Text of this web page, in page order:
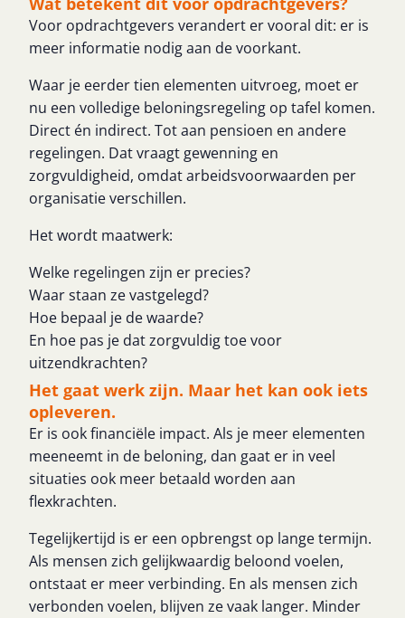
Voor opdrachtgevers verandert er vooral dit: er is
meer informatie nodig aan de voorkant.
Waar je eerder tien elementen uitvroeg, moet er
nu een volledige beloningsregeling op tafel komen.
Direct én indirect. Tot aan pensioen en andere
regelingen. Dat vraagt gewenning en
zorgvuldigheid, omdat arbeidsvoorwaarden per
organisatie verschillen.
Het wordt maatwerk:
Welke regelingen zijn er precies?
Waar staan ze vastgelegd?
Hoe bepaal je de waarde?
En hoe pas je dat zorgvuldig toe voor
uitzendkrachten?
Het gaat werk zijn. Maar het kan ook iets
opleveren.
Er is ook financiële impact. Als je meer elementen
meeneemt in de beloning, dan gaat er in veel
situaties ook meer betaald worden aan
flexkrachten.
Tegelijkertijd is er een opbrengst op lange termijn.
Als mensen zich gelijkwaardig beloond voelen,
ontstaat er meer verbinding. En als mensen zich
verbonden voelen, blijven ze vaak langer. Minder